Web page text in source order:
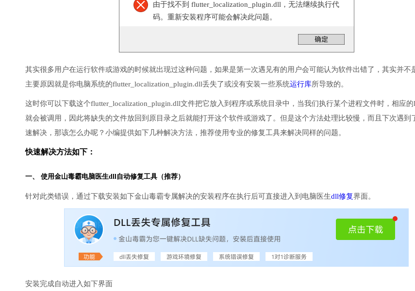
由于找不到 flutter_localization_plugin.dll，无法继续执行代
码。重新安装程序可能会解决此问题。
其实很多用户在运行软件或游戏的时候就出现过这种问题，如果是第一次遇见有的用户会可能认为软件出错了，其实并不
主要原因就是你电脑系统的flutter_localization_plugin.dll丢失了或没有安装一些系统运行库所导致的。
这时你可以下载这个flutter_localization_plugin.dll文件把它放入到程序或系统目录中，当我们执行某个进程文件时，相应
就会被调用，因此将缺失的文件放回到原目录之后就能打开这个软件或游戏了。但是这个方法处理比较慢，而且下次遇到
速解决，那该怎么办呢？小编提供如下几种解决方法，推荐使用专业的修复工具来解决同样的问题。
快速解决方法如下：
一、 使用金山毒霸电脑医生dll自动修复工具（推荐）
针对此类错误，通过下载安装如下金山毒霸专属解决的安装程序在执行后可直接进入到电脑医生dll修复界面。
安装完成自动进入如下界面